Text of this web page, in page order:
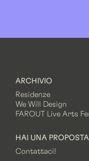
ARCHIVIO
Residenze
We Will Design
FAROUT Live Arts
HAI UNA
Contattaci!